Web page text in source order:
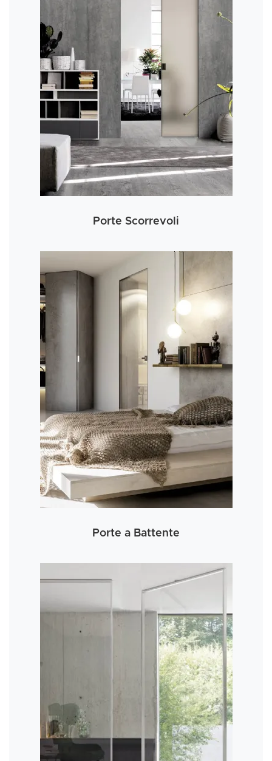
Porte Scorrevoli
Porte a Battente